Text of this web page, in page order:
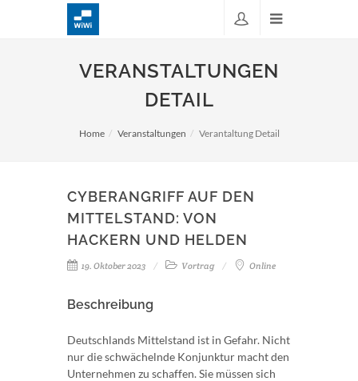
VERANSTALTUNGEN
DETAIL
Home Veranstaltungen Verantaltung Detail
CYBERANGRIFF AUF DEN
MITTELSTAND: VON
HACKERN UND HELDEN
19. Oktober 2023 Vortrag Online
Beschreibung
Deutschlands Mittelstand ist in Gefahr. Nicht
nur die schwächelnde Konjunktur macht den
Unternehmen zu schaffen. Sie müssen sich